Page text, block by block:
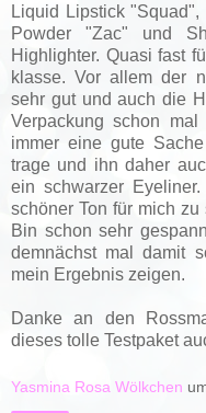
Liquid Lipstick
Powder "Zac" und
Highlighter. Quasi fast
klasse. Vor allem der
sehr gut und auch die
Verpackung schon
immer eine gute
trage und ihn daher
ein schwarzer
schöner Ton für mich
Bin schon sehr
demnächst mal damit
mein Ergebnis zeigen.
Danke an den
dieses tolle Testpaket
Yasmina Rosa Wölkchen